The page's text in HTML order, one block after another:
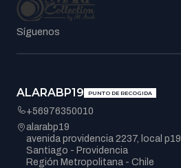
Síguenos
ALARABP19 PUNTO DE RECOGIDA
+56976350010
alarabp19
avenida providencia 2237, local p19
Santiago - Providencia
Región Metropolitana - Chile